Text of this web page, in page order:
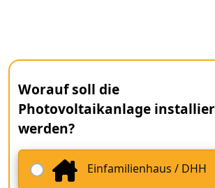
Worauf soll die
Photovoltaikanlage
werden?
Einfamilienhaus / DHH